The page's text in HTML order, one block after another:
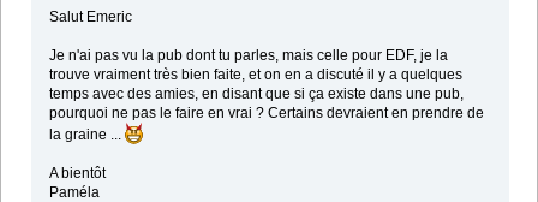
Salut Emeric
Je n'ai pas vu la pub dont tu parles, mais celle pour EDF, je la
trouve vraiment très bien faite, et on en a discuté il y a quelques
temps avec des amies, en disant que si ça existe dans une pub,
pourquoi ne pas le faire en vrai ? Certains devraient en prendre de
la graine ...
A bientôt
Paméla